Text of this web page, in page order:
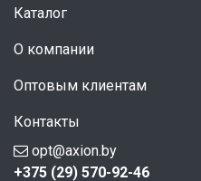
Каталог
О компании
Оптовым клиентам
Контакты
opt@axion.by
+375 (29) 570-92-46